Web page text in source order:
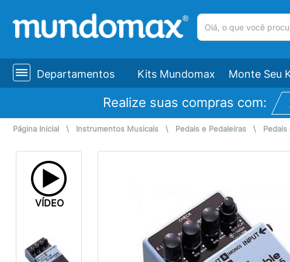
Departamentos Kits Mundomax Monte Seu
Realize suas compras com:
Página Inicial \ Instrumentos Musicais \ Pedais e Pedaleiras \
VÍDEO